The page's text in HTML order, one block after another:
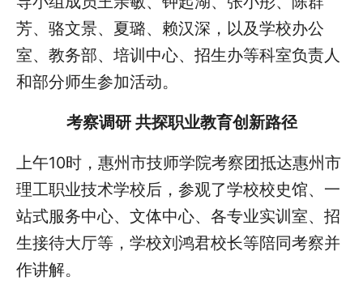
芳、骆文景、夏璐、赖汉深，以及学校办公
室、教务部、培训中心、招生办等科室负责人
和部分师生参加活动。
考察调研 共探职业教育创新路径
上午10时，惠州市技师学院考察团抵达惠州市
理工职业技术学校后，参观了学校校史馆、一
站式服务中心、文体中心、各专业实训室、招
生接待大厅等，学校刘鸿君校长等陪同考察并
作讲解。